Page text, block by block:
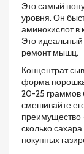
Это самый
уровня. Он
аминокислот в
Это
ремонт мышц.
Концентрат
форма
20-25 граммов
смешивайте
преимущество
сколько
покупных